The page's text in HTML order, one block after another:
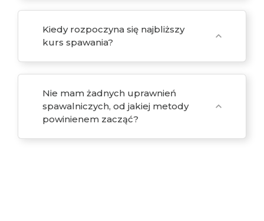
Kiedy rozpoczyna się najbliższy
kurs spawania?
expand_more
Nie mam żadnych uprawnień
spawalniczych, od jakiej metody
powinienem zacząć?
expand_more